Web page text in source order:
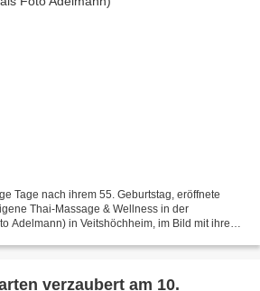
Tage nach ihrem 55. Geburtstag, eröffnete
Thai-Massage & Wellness in der
Adelmann) in Veitshöchheim, im Bild mit ihrem
verzaubert am 10.